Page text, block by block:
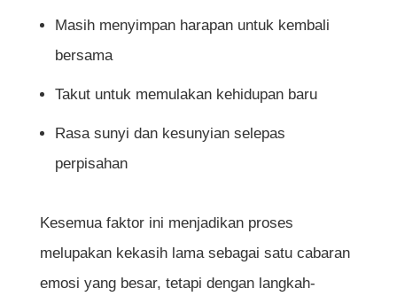
bekas kekasih?
Bagaimana jika bekas kekasih cuba
kembali semula?
Perlukah saya padam semua gambar dan
kenangan bersamanya?
selepas putus cinta?
Masih menyimpan harapan untuk kembali
bersama
Takut untuk memulakan kehidupan baru
Rasa sunyi dan kesunyian selepas
perpisahan
Kesemua faktor ini menjadikan proses
melupakan kekasih lama sebagai satu cabaran
emosi yang besar, tetapi dengan langkah-